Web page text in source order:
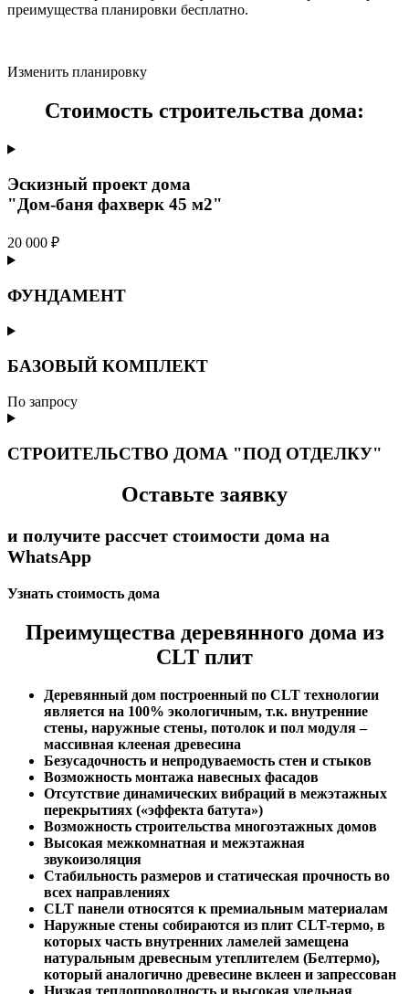
преимущества планировки бесплатно.
Изменить планировку
Стоимость строительства дома:
Эскизный проект дома
"Дом-баня фахверк 45 м2"
20 000 ₽
ФУНДАМЕНТ
БАЗОВЫЙ КОМПЛЕКТ
По запросу
СТРОИТЕЛЬСТВО ДОМА "ПОД ОТДЕЛКУ"
Оставьте заявку
и получите рассчет стоимости дома на
WhatsApp
Узнать стоимость дома
Преимущества деревянного дома из
CLT плит
Деревянный дом построенный по CLT технологии
является на 100% экологичным, т.к. внутренние
стены, наружные стены, потолок и пол модуля –
массивная клееная древесина
Безусадочность и непродуваемость стен и стыков
Возможность монтажа навесных фасадов
Отсутствие динамических вибраций в межэтажных
перекрытиях («эффекта батута»)
Возможность строительства многоэтажных домов
Высокая межкомнатная и межэтажная
звукоизоляция
Стабильность размеров и статическая прочность во
всех направлениях
CLT панели относятся к премиальным материалам
Наружные стены собираются из плит CLT-термо, в
которых часть внутренних ламелей замещена
натуральным древесным утеплителем (Белтермо),
который аналогично древесине вклеен и запрессован